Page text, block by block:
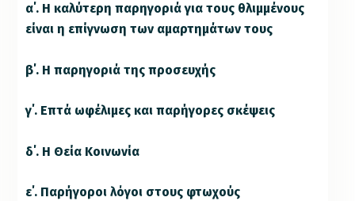
α΄. Η καλύτερη παρηγοριά για τους θλιμμένους
είναι η επίγνωση των αμαρτημάτων τους
β΄. Η παρηγοριά της προσευχής
γ΄. Επτά ωφέλιμες και παρήγορες σκέψεις
δ΄. Η Θεία Κοινωνία
ε΄. Παρήγοροι λόγοι στους φτωχούς